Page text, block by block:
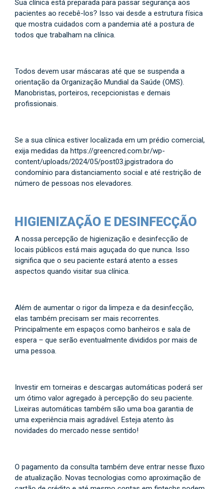
Sua clínica está preparada para passar segurança aos
pacientes ao recebê-los? Isso vai desde a estrutura física
que mostra cuidados com a pandemia até a postura de
todos que trabalham na clínica.
Todos devem usar máscaras até que se suspenda a
orientação da Organização Mundial da Saúde (OMS).
Manobristas, porteiros, recepcionistas e demais
profissionais.
Se a sua clínica estiver localizada em um prédio comercial,
exija medidas da https://greencred.com.br/wp-
content/uploads/2024/05/post03.jpgistradora do
condomínio para distanciamento social e até restrição de
número de pessoas nos elevadores.
HIGIENIZAÇÃO E DESINFECÇÃO
A nossa percepção de higienização e desinfecção de
locais públicos está mais aguçada do que nunca. Isso
significa que o seu paciente estará atento a esses
aspectos quando visitar sua clínica.
Além de aumentar o rigor da limpeza e da desinfecção,
elas também precisam ser mais recorrentes.
Principalmente em espaços como banheiros e sala de
espera – que serão eventualmente divididos por mais de
uma pessoa.
Investir em torneiras e descargas automáticas poderá ser
um ótimo valor agregado à percepção do seu paciente.
Lixeiras automáticas também são uma boa garantia de
uma experiência mais agradável. Esteja atento às
novidades do mercado nesse sentido!
O pagamento da consulta também deve entrar nesse fluxo
de atualização. Novas tecnologias como aproximação de